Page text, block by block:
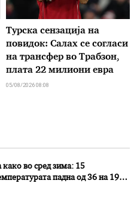
Турска сензација на
повидок: Салах се согласи
на трансфер во Трабзон,
плата 22 милиони евра
05/08/2026 08:08
во сред зима: 15
падна од 36 на 19